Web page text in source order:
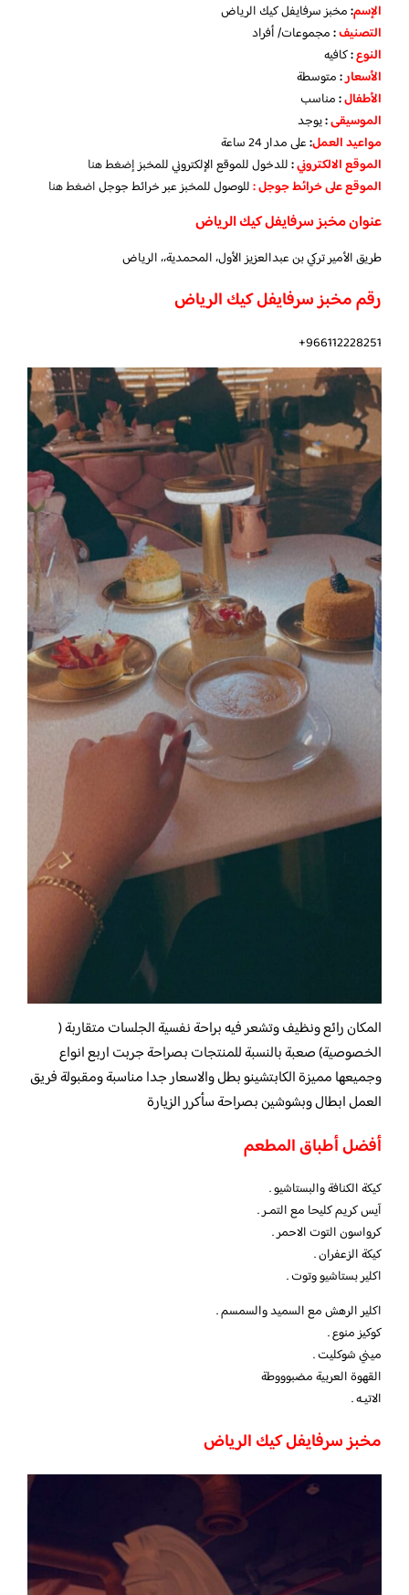
الإسم:مخبز سرفايفل كيك الرياض
التصنيف:مجموعات/ أفراد
النوع:كافيه
الأسعار:متوسطة
الأطفال:مناسب
الموسيقى:يوجد
مواعيد العمل:على مدار 24 ساعة
الموقع الالكتروني:للدخول للموقع الإلكتروني للمخبزإضغط هنا
الموقع على خرائط جوجل:للوصول للمخبز عبر خرائط جوجلاضغط هنا
عنوان مخبز سرفايفل كيك الرياض
طريق الأمير تركي بن عبدالعزيز الأول، المحمدية،، الرياض
رقم مخبز سرفايفل كيك الرياض
966112228251+
المكان رائع ونظيف وتشعر فيه براحة نفسية الجلسات متقاربة (
الخصوصية) صعبة بالنسبة للمنتجات بصراحة جربت اربع انواع
وجميعها مميزة الكابتشينو بطل والاسعار جدا مناسبة ومقبولة فريق
العمل ابطال وبشوشين بصراحة سأكرر الزيارة
أفضل أطباق المطعم
كيكة الكنافة والبستاشيو .
آيس كريم كليحا مع التمـر .
كرواسون التوت الاحمر .
كيكة الزعفران .
اكلير بستاشيو وتوت .
اكلير الرهش مع السميد والسمسم .
كوكيز منوع .
ميني شوكليت .
القهوة العربية مضبوووطة
الاتيـه .
مخبز سرفايفل كيك الرياض